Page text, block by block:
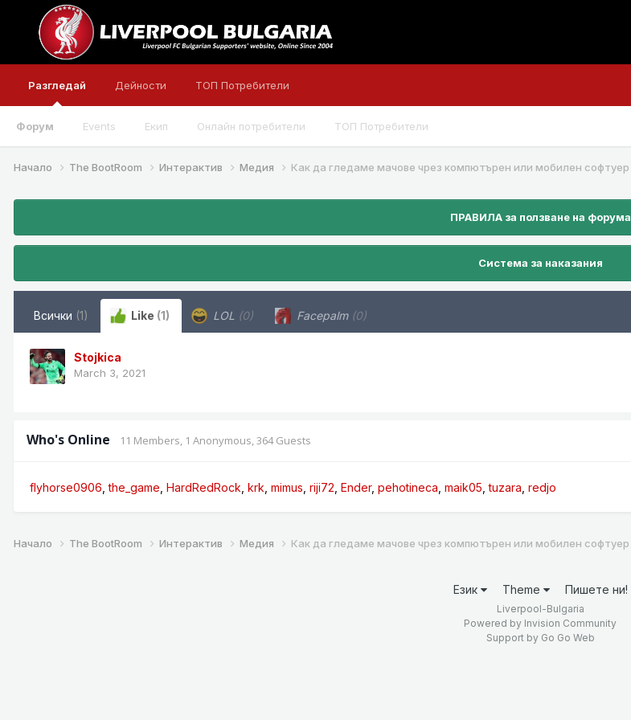
Разгледай
Форум Events Екип Онлайн потребители ТОП Потребители
Дейности ТОП Потребители
Начало The BootRoom Интерактив Медия Как да гледаме мачове чрез компютърен или мобилен софтуер
ПРАВИЛА за ползване на форума
Система за наказания
Всички (1) Like (1) LOL (0) Facepalm (0)
Stojkica
March 3, 2021
Who's Online 11 Members, 1 Anonymous, 364 Guests
flyhorse0906 the_game HardRedRock krk mimus riji72 Ender pehotineca maik05 tuzara redjo
Начало The BootRoom Интерактив Медия Как да гледаме мачове чрез компютърен или мобилен софтуер
Език Theme Пишете ни!
Liverpool-Bulgaria
Powered by Invision Community
Support by Go Go Web